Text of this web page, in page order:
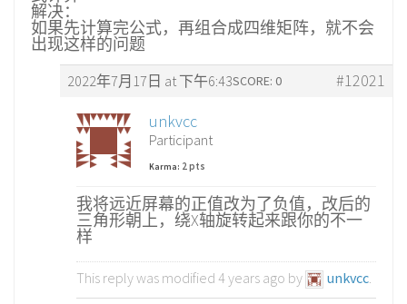
解决：
如果先计算完公式，再组合成四维矩阵，就不会
出现这样的问题
2022年7月17日 at 下午6:43 #12021
SCORE: 0
unkvcc
Participant
Karma: 2 pts
我将远近屏幕的正值改为了负值，改后的
三角形朝上，绕X轴旋转起来跟你的不一
样
This reply was modified 4 years ago by unkvcc